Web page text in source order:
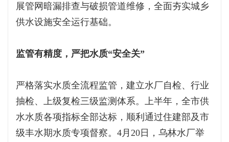
展管网暗漏排查与破损管道维修，全面夯实城乡
供水设施安全运行基础。
监管有精度，严把水质“安全关”
严格落实水质全流程监管，建立水厂自检、行业
抽检、上级复检三级监测体系。上半年，全市供
水水质各项指标全部达标，顺利通过住建部及市
级丰水期水质专项督察。4月20日，乌林水厂举